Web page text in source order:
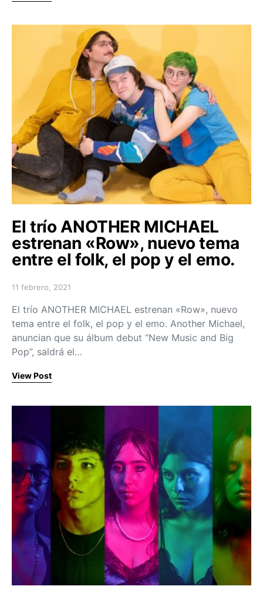
El trío ANOTHER MICHAEL
estrenan «Row», nuevo tema
entre el folk, el pop y el emo.
Posted on
11 febrero, 2021
El trío ANOTHER MICHAEL estrenan «Row», nuevo
tema entre el folk, el pop y el emo. Another Michael,
anuncian que su álbum debut “New Music and Big
Pop”, saldrá el…
View Post